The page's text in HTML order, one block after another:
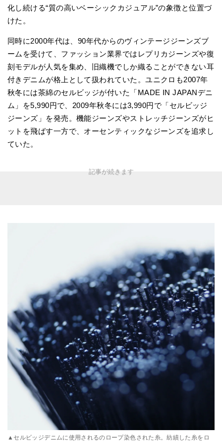
化し続ける“質の高いベーシックカジュアル”の象徴と位置づ
けた。
同時に2000年代は、90年代からのヴィンテージジーンズブ
ームを受けて、ファッション業界ではレプリカジーンズや復
刻モデルが人気を集め、旧織機でしか織ることができない耳
付きデニムが格上として扱われていた。ユニクロも2007年
秋冬には茶綿のセルビッジが付いた「MADE IN JAPANデニ
ム」を5,990円で、2009年秋冬には3,990円で「セルビッジ
ジーンズ」を発売。機能ジーンズやストレッチジーンズがヒ
ットを飛ばす一方で、オーセンティックなジーンズを追求し
ていた。
▲セルビッジデニムに使用されるのロープ染色された糸。紡績した糸をロ